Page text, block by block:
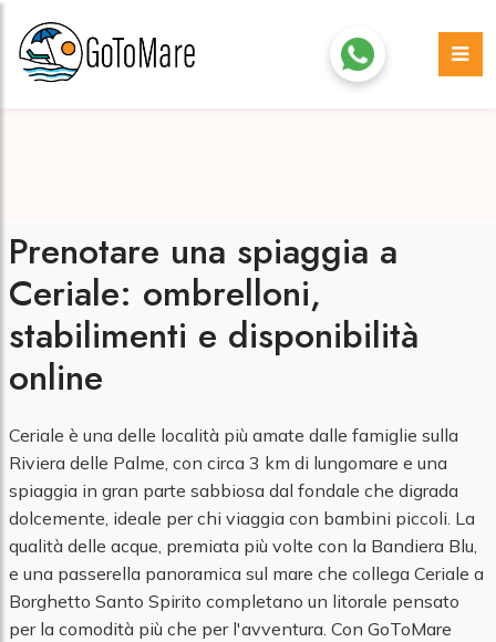
Prenotare una spiaggia a
Ceriale: ombrelloni,
stabilimenti e disponibilità
online
Ceriale è una delle località più amate dalle famiglie sulla
Riviera delle Palme, con circa 3 km di lungomare e una
spiaggia in gran parte sabbiosa dal fondale che digrada
dolcemente, ideale per chi viaggia con bambini piccoli. La
qualità delle acque, premiata più volte con la Bandiera Blu,
e una passerella panoramica sul mare che collega Ceriale a
Borghetto Santo Spirito completano un litorale pensato
per la comodità più che per l'avventura. Con GoToMare